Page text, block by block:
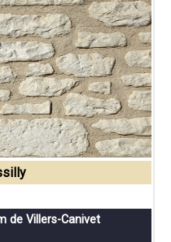
de Villers-Canivet